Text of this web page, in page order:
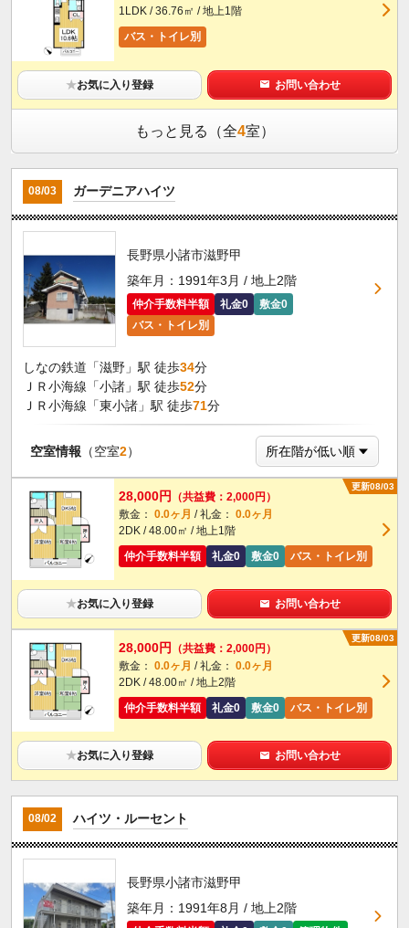
1LDK / 36.76㎡ / 地上1階
バス・トイレ別
★お気に入り登録 お問い合わせ
もっと見る（全4室）
08/03 ガーデニアハイツ
長野県小諸市滋野甲
築年月：1991年3月 / 地上2階
仲介手数料半額 礼金0
敷金0
バス・トイレ別
しなの鉄道「滋野」駅 徒歩34分
ＪＲ小海線「小諸」駅 徒歩52分
ＪＲ小海線「東小諸」駅 徒歩71分
空室情報 （空室2）
更新08/03
28,000円
（共益費：2,000円）
敷金： 0.0ヶ月 / 礼金： 0.0ヶ月
2DK / 48.00㎡ / 地上1階
仲介手数料半額
礼金0 敷金0 バス・トイレ別
★お気に入り登録 お問い合わせ
更新08/03
28,000円
（共益費：2,000円）
敷金： 0.0ヶ月 / 礼金： 0.0ヶ月
2DK / 48.00㎡ / 地上2階
仲介手数料半額
礼金0 敷金0 バス・トイレ別
★お気に入り登録 お問い合わせ
08/02 ハイツ・ルーセント
長野県小諸市滋野甲
築年月：1991年8月 / 地上2階